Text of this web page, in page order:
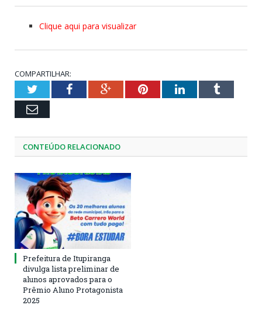
Clique aqui para visualizar
COMPARTILHAR:
TwitterFacebookGoogle+PinterestLinkedInTumblr
Email
CONTEÚDO RELACIONADO
Prefeitura de Itupiranga
divulga lista preliminar de
alunos aprovados para o
Prêmio Aluno Protagonista
2025